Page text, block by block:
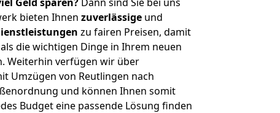
bieten Ihnen zuverlässige und
zu fairen Preisen, damit
die wichtigen Dinge in Ihrem neuen
Weiterhin verfügen wir über
Umzügen von Reutlingen nach
und können Ihnen somit
Budget eine passende Lösung finden